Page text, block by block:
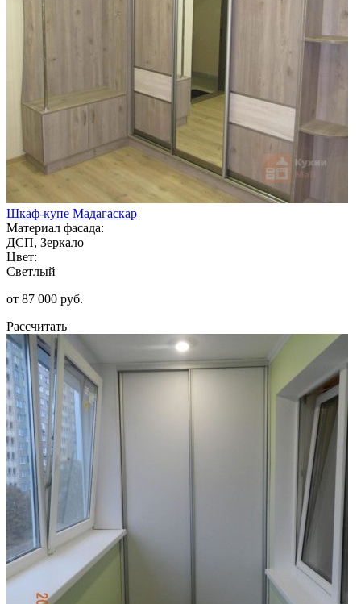
Шкаф-купе Мадагаскар
Материал фасада:
ДСП, Зеркало
Цвет:
Светлый
от 87 000 руб.
Рассчитать